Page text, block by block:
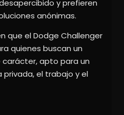
y prefieren
anónimas.
que el Dodge Challenger
quienes buscan un
apto para un
el trabajo y el